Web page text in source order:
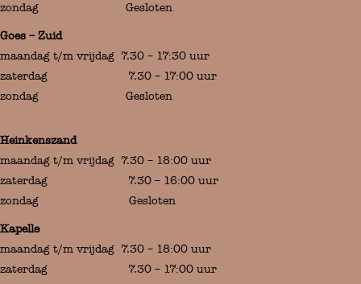
zondag Gesloten
Goes – Zuid
maandag t/m vrijdag 7.30 – 17:30 uur
zaterdag 7.30 – 17:00 uur
zondag Gesloten
Heinkenszand
maandag t/m vrijdag 7.30 – 18:00 uur
zaterdag 7.30 – 16:00 uur
zondag Gesloten
Kapelle
maandag t/m vrijdag 7.30 – 18:00 uur
zaterdag 7.30 – 17:00 uur